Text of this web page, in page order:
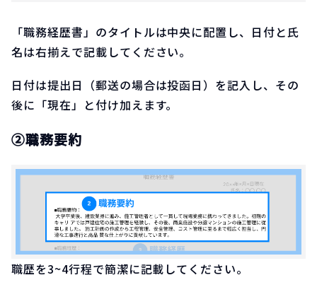
「職務経歴書」のタイトルは中央に配置し、日付と氏
名は右揃えで記載してください。
日付は提出日（郵送の場合は投函日）を記入し、その
後に「現在」と付け加えます。
②職務要約
職歴を3~4行程で簡潔に記載してください。